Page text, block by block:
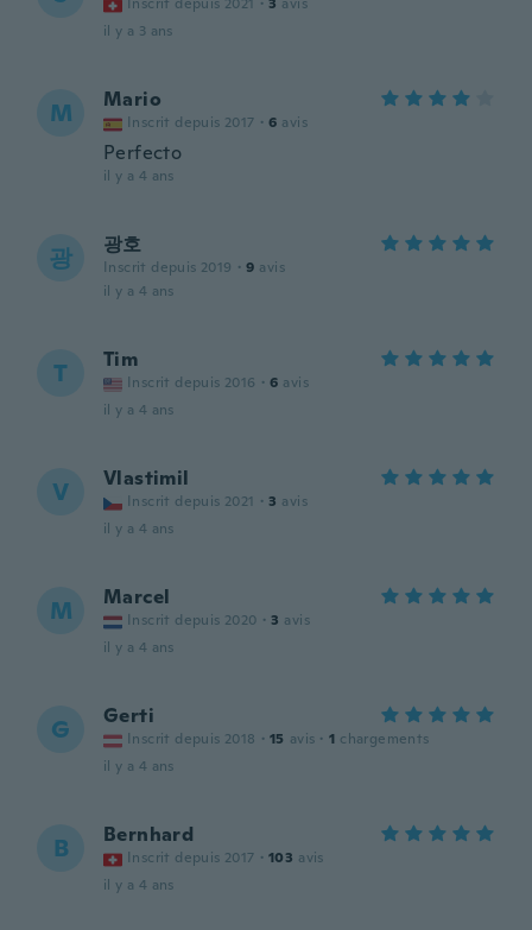
il y a 3 ans
M Mario
Inscrit depuis 2017 · 6 avis
Perfecto
il y a 4 ans
광 광호
Inscrit depuis 2019 · 9 avis
il y a 4 ans
T Tim
Inscrit depuis 2016 · 6 avis
il y a 4 ans
V Vlastimil
Inscrit depuis 2021 · 3 avis
il y a 4 ans
M Marcel
Inscrit depuis 2020 · 3 avis
il y a 4 ans
G Gerti
Inscrit depuis 2018 · 15 avis · 1 chargements
il y a 4 ans
B Bernhard
Inscrit depuis 2017 · 103 avis
il y a 4 ans